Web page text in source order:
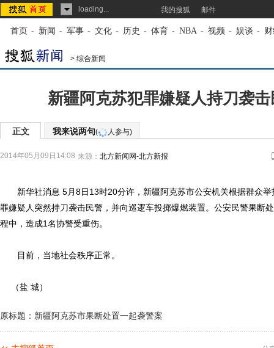
loading... 我的搜狐 邮件
首页 - 新闻 - 军事 - 文化 - 历史 - 体育 - NBA - 视频 - 娱谈 -
> 综合新闻
新疆阿克苏犯罪嫌疑人持刀袭
正文 我来说两句( 人参与)
2014年05月09日14:08 来源： 北方新闻网-北方新报
新华社消息 5月8日13时20分许，新疆阿克苏市公安机关根据群众举
罪嫌疑人突然持刀袭击民警，并向巡逻车投掷爆燃装置。公安民警果断
程中，造成1名协警受重伤。
目前，当地社会秩序正常。
（盐 城）
原标题：新疆阿克苏市果断处置一起袭警案